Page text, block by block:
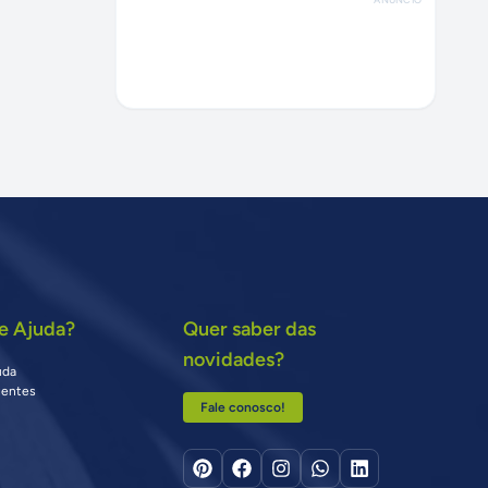
Ajuda?
Quer saber das
novidades?
Fale conosco!